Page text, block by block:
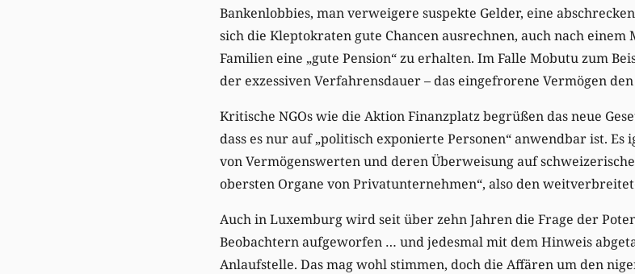
Bankenlobbies, man verweigere suspekte Gelder, eine
sich die Kleptokraten gute Chancen ausrechnen, auch nach
Familien eine „gute Pension“ zu erhalten. Im Falle Mobutu zum
der exzessiven Verfahrensdauer – das eingefrorene Vermögen
Kritische NGOs wie die Aktion Finanzplatz begrüßen das neue
dass es nur auf „politisch exponierte Personen“ anwendbar ist.
von Vermögenswerten und deren Überweisung auf
obersten Organe von Privatunternehmen“, also den
Auch in Luxemburg wird seit über zehn Jahren die Frage der
Beobachtern aufgeworfen … und jedesmal mit dem Hinweis
Anlaufstelle. Das mag wohl stimmen, doch die Affären um den